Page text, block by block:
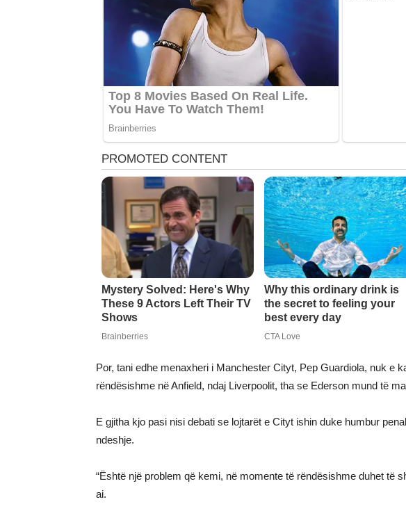
Por, tani edhe menaxheri i Manchester Cityt, Pep Guardiola, nuk e
rëndësishme në Anfield, ndaj Liverpoolit, tha se Ederson mund të
E gjitha kjo pasi nisi debati se lojtarët e Cityt ishin duke humbur
ndeshje.
“Është një problem që kemi, në momente të rëndësishme duhet të
ai.